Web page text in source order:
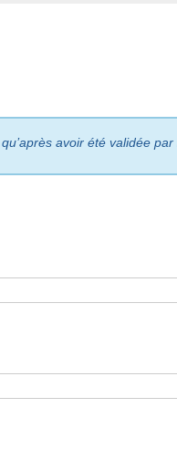
avoir été validée par